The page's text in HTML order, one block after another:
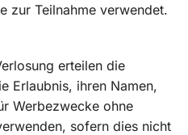
zur Teilnahme verwendet.
erteilen die
Erlaubnis, ihren Namen,
Werbezwecke ohne
sofern dies nicht